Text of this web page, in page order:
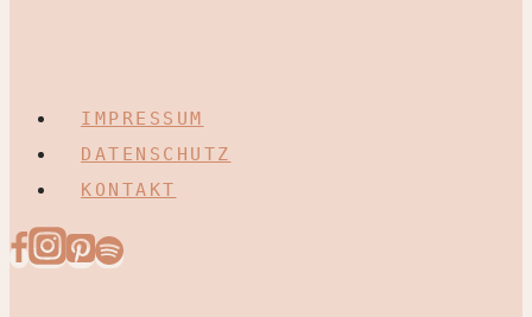
IMPRESSUM
DATENSCHUTZ
KONTAKT